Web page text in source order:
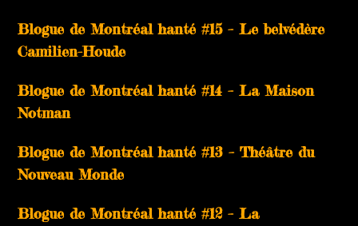
Blogue de Montréal hanté #15 – Le belvédère
Camilien-Houde
Blogue de Montréal hanté #14 – La Maison
Notman
Blogue de Montréal hanté #13 – Théâtre du
Nouveau Monde
Blogue de Montréal hanté #12 – La